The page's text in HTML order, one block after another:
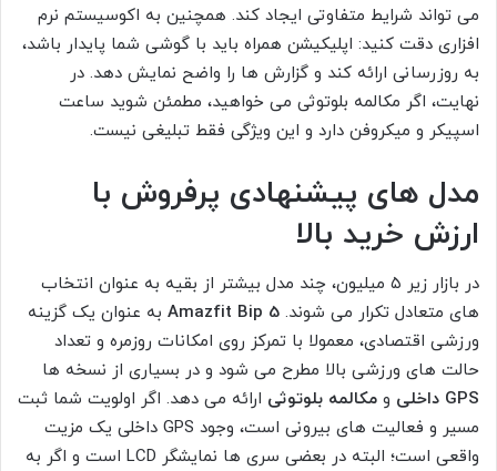
می تواند شرایط متفاوتی ایجاد کند. همچنین به اکوسیستم نرم
افزاری دقت کنید: اپلیکیشن همراه باید با گوشی شما پایدار باشد،
به روزرسانی ارائه کند و گزارش ها را واضح نمایش دهد. در
نهایت، اگر مکالمه بلوتوثی می خواهید، مطمئن شوید ساعت
اسپیکر و میکروفن دارد و این ویژگی فقط تبلیغی نیست.
مدل های پیشنهادی پرفروش با
ارزش خرید بالا
در بازار زیر ۵ میلیون، چند مدل بیشتر از بقیه به عنوان انتخاب
های متعادل تکرار می شوند. Amazfit Bip 5 به عنوان یک گزینه
ورزشی اقتصادی، معمولا با تمرکز روی امکانات روزمره و تعداد
حالت های ورزشی بالا مطرح می شود و در بسیاری از نسخه ها
GPS داخلی
و مکالمه بلوتوثی ارائه می دهد. اگر اولویت شما ثبت
مسیر و فعالیت های بیرونی است، وجود GPS داخلی یک مزیت
واقعی است؛ البته در بعضی سری ها نمایشگر LCD است و اگر به